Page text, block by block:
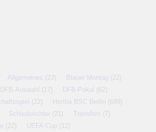
Allgemeines (23) Blauer Montag (22)
DFB-Auswahl (17) DFB-Pokal (62)
(22) Hertha BSC Berlin (699)
Schiedsrichter (21) Transfers (7)
(22) UEFA-Cup (12)